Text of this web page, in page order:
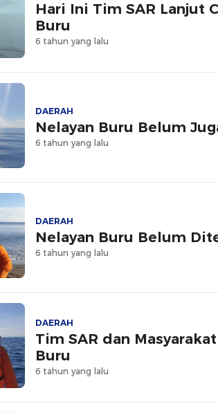
Hari Ini Tim SAR Lanjut
Buru
6 tahun yang lalu
DAERAH
Nelayan Buru Belum
6 tahun yang lalu
DAERAH
Nelayan Buru Belum
6 tahun yang lalu
DAERAH
Tim SAR dan
Buru
6 tahun yang lalu